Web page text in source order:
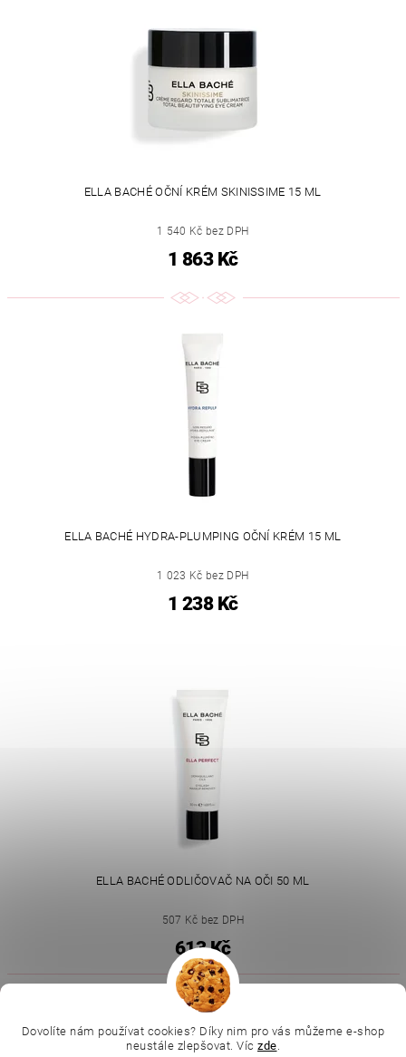
ELLA BACHÉ OČNÍ KRÉM SKINISSIME 15 ML
1 540 Kč bez DPH
1 863 Kč
ELLA BACHÉ HYDRA-PLUMPING OČNÍ KRÉM 15 ML
1 023 Kč bez DPH
1 238 Kč
ELLA BACHÉ ODLIČOVAČ NA OČI 50 ML
507 Kč bez DPH
613 Kč
L.C.P. Paris |
Online kosmetické kurzy | Kozmetickyobchod.sk
Dovolíte nám používat cookies? Díky nim pro vás můžeme e-shop
neustále zlepšovat. Víc zde.